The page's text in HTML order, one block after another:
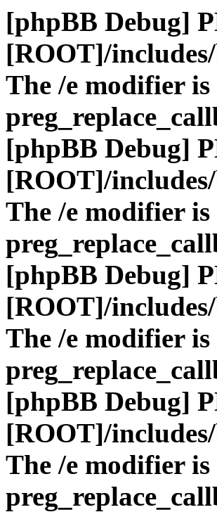
[phpBB Debug]
[ROOT]/
The /e modifier
[phpBB Debug]
[ROOT]/
The /e modifier
[phpBB Debug]
[ROOT]/
The /e modifier
[phpBB Debug]
[ROOT]/
The /e modifier